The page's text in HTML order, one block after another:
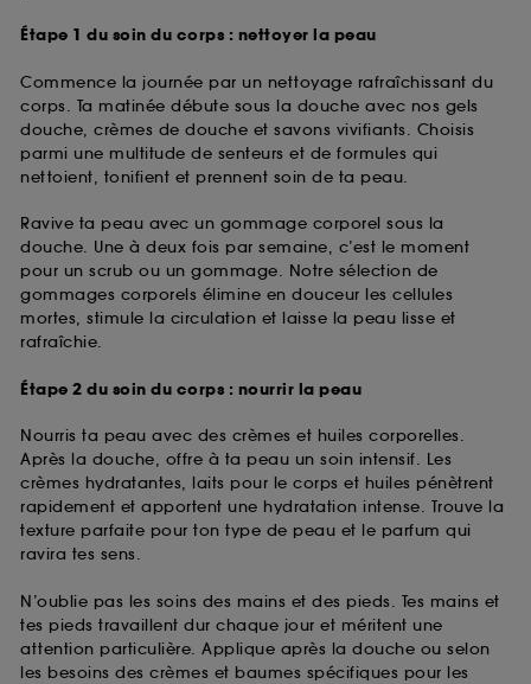
Étape 1 du soin du corps : nettoyer la peau
Commence la journée par un nettoyage rafraîchissant du
corps. Ta matinée débute sous la douche avec nos gels
douche, crèmes de douche et savons vivifiants. Choisis
parmi une multitude de senteurs et de formules qui
nettoient, tonifient et prennent soin de ta peau.
Ravive ta peau avec un gommage corporel sous la
douche. Une à deux fois par semaine, c’est le moment
pour un scrub ou un gommage. Notre sélection de
gommages corporels élimine en douceur les cellules
mortes, stimule la circulation et laisse la peau lisse et
rafraîchie.
Étape 2 du soin du corps : nourrir la peau
Nourris ta peau avec des crèmes et huiles corporelles.
Après la douche, offre à ta peau un soin intensif. Les
crèmes hydratantes, laits pour le corps et huiles pénètrent
rapidement et apportent une hydratation intense. Trouve la
texture parfaite pour ton type de peau et le parfum qui
ravira tes sens.
N’oublie pas les soins des mains et des pieds. Tes mains et
tes pieds travaillent dur chaque jour et méritent une
attention particulière. Applique après la douche ou selon
les besoins des crèmes et baumes spécifiques pour les